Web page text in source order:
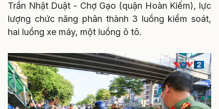
Trần Nhật Duật - Chợ Gạo (quận Hoàn Kiếm), lực
lượng chức năng phân thành 3 luồng kiểm soát,
hai luồng xe máy, một luồng ô tô.